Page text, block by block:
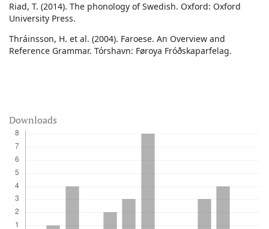
Downloads
Riad, T. (2014). The phonology of Swedish. Oxford: Oxford
University Press.
Thráinsson, H. et al. (2004). Faroese. An Overview and
Reference Grammar. Tórshavn: Føroya Fróðskaparfelag.